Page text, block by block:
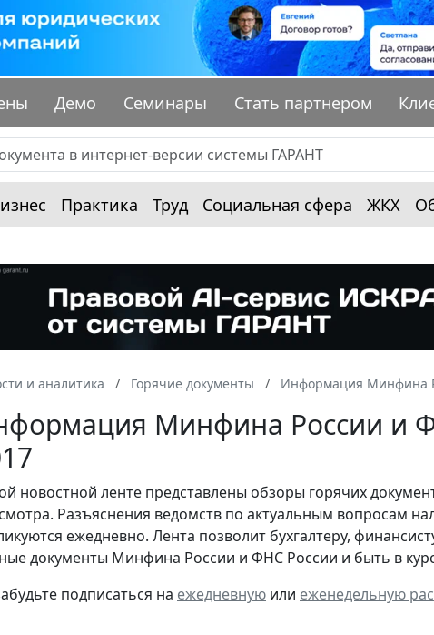
Демо Семинары Стать партнером
Практика Труд Социальная сфера ЖКХ
и аналитика Горячие документы Информация Минфина
Минфина России и
новостной ленте представлены обзоры горячих
Разъяснения ведомств по актуальным вопросам
ежедневно. Лента позволит бухгалтеру,
документы Минфина России и ФНС России и быть в
подписаться на ежедневную или еженедельную